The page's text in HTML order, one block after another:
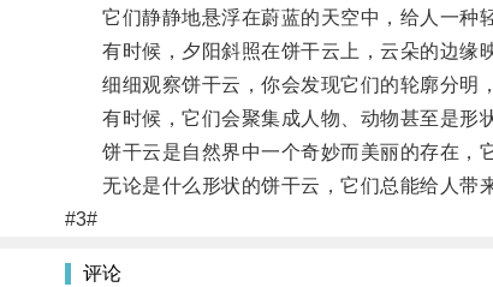
它们静静地悬浮在蔚蓝的天空中，给人一种轻
有时候，夕阳斜照在饼干云上，云朵的边缘映
细细观察饼干云，你会发现它们的轮廓分明，
有时候，它们会聚集成人物、动物甚至是形状
饼干云是自然界中一个奇妙而美丽的存在，它
无论是什么形状的饼干云，它们总能给人带
#3#
评论